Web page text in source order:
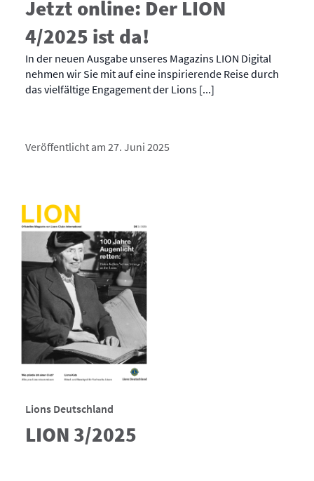
Jetzt online: Der LION
4/2025 ist da!
In der neuen Ausgabe unseres Magazins LION Digital
nehmen wir Sie mit auf eine inspirierende Reise durch
das vielfältige Engagement der Lions [...]
Veröffentlicht am 27. Juni 2025
Lions Deutschland
LION 3/2025